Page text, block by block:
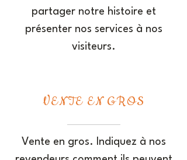
partager notre histoire et
présenter nos services à nos
visiteurs.
VENTE EN GROS
Vente en gros. Indiquez à nos